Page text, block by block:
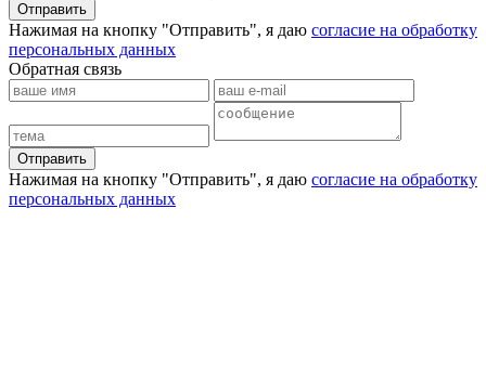
Отправить
Нажимая на кнопку "Отправить", я даю согласие на обработку
персональных данных
Обратная связь
Отправить
Нажимая на кнопку "Отправить", я даю согласие на обработку
персональных данных